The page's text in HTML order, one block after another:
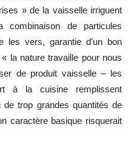
» de la vaisselle irriguent
de particules
les vers, garantie d’un bon
la nature travaille pour nous
de produit vaisselle – les
à la cuisine remplissent
trop grandes quantités de
caractère basique risquerait